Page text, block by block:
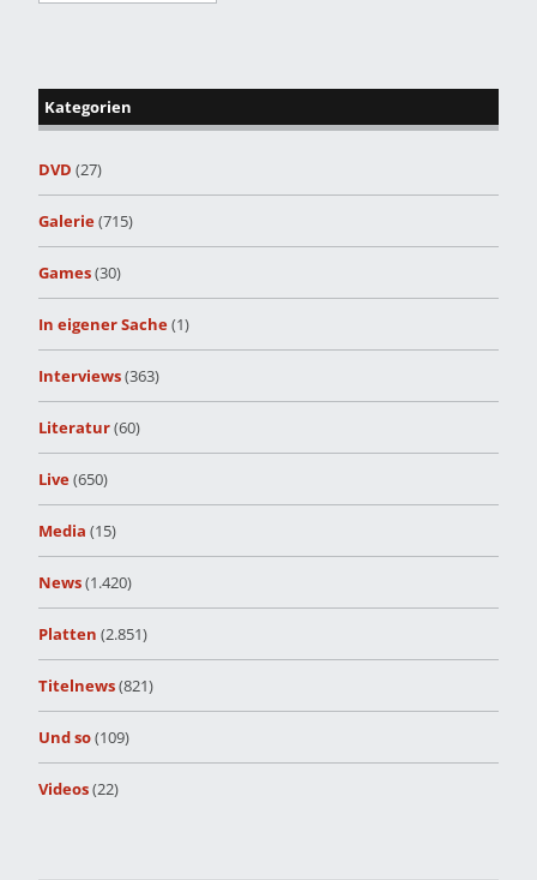
Kategorien
DVD (27)
Galerie(715)
Games(30)
In eigener Sache(1)
Interviews(363)
Literatur(60)
Live(650)
Media (15)
News(1.420)
Platten (2.851)
Titelnews(821)
Und so(109)
Videos(22)